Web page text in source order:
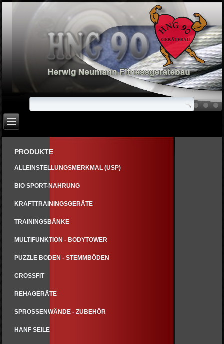
PRODUKTE
ALLEINSTELLUNGSMERKMAL (USP)
BIO SPORT-NAHRUNG
KRAFTTRAININGSGERÄTE
TRAININGSBÄNKE
MULTIFUNKTION - BODYTOWER
PUZZLE BODEN - STEMMBÖDEN
CROSSFIT
REHAGERÄTE
SPROSSENWÄNDE - ZUBEHÖR
HANF SEILE